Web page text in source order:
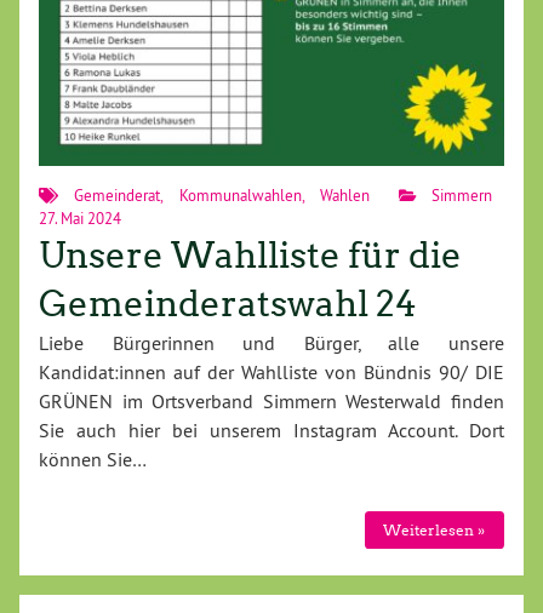
Gemeinderat Kommunalwahlen,Wahlen
Simmern
27. Mai 2024
Unsere Wahlliste für die
Gemeinderatswahl 24
Liebe Bürgerinnen und Bürger, alle unsere
Kandidat:innen auf der Wahlliste von Bündnis 90/ DIE
GRÜNEN im Ortsverband Simmern Westerwald finden
Sie auch hier bei unserem Instagram Account. Dort
können Sie…
Weiterlesen »